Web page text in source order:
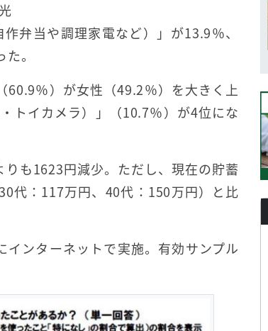
弁当や調理家電など）」が13.9％、
。
％）が女性（49.2％）を大きく上
トイカメラ）」（10.7％）が4位にな
も1623円減少。ただし、現在の貯蓄
代：117万円、40代：150万円）と比
ンターネットで実施。有効サンプル